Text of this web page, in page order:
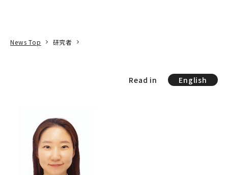
News Top 研究者
Read in English